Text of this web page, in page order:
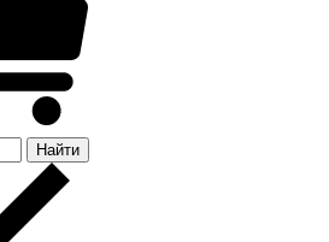
Найти